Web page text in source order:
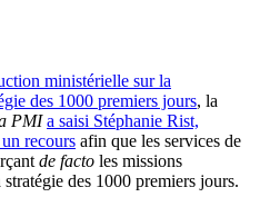
ministérielle sur la
des 1000 premiers jours, la
PMI a saisi Stéphanie Rist,
recours afin que les services de
de facto les missions
des 1000 premiers jours.